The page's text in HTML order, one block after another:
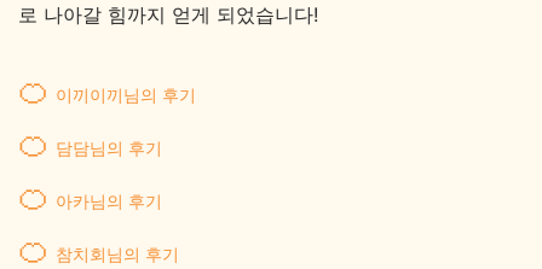
로 나아갈 힘까지 얻게 되었습니다!
🍊 이끼이끼님의 후기
🍊 담담님의 후기
🍊 아카님의 후기
🍊 참치회님의 후기